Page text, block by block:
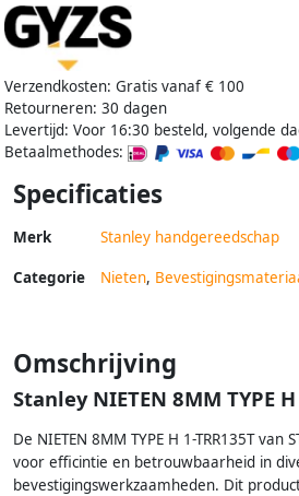
Verzendkosten: Gratis vanaf € 100
Retourneren: 30 dagen
Levertijd: Voor 16:30 besteld, volgende
Betaalmethodes:
Specificaties
Merk Stanley handgereedschap
Categorie Nieten,
Omschrijving
Stanley NIETEN 8MM TYPE
De NIETEN 8MM TYPE H 1-TRR135T van
voor efficintie en betrouwbaarheid in
bevestigingswerkzaamheden. Dit